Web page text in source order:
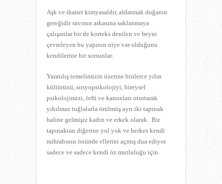
Aşk ve ihanet kimyasaldır, aldatmak doğanın
gereğidir savının arkasına saklanmaya
çalışanlar bir de korteks denilen ve beyni
çevreleyen bu yapının niye var olduğunu
kendilerine bir sorsunlar.
Yaratılış temelimizin üzerine binlerce yılın
kültürünü, sosyopsikolojiyi, bireysel
psikolojimizi, örfü ve kanunları oturtarak
yıkılmaz tuğlalarla örülmüş ayrı iki tapınak
haline gelmişiz kadın ve erkek olarak. Bir
tapınaktan diğerine yol yok ve herkes kendi
mihrabının önünde ellerini açmış dua ediyor
sadece ve sadece kendi öz mutluluğu için.